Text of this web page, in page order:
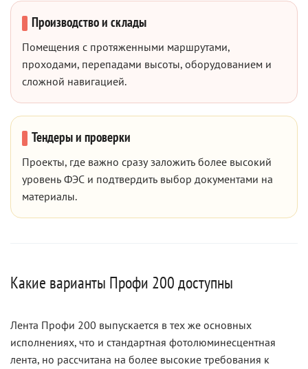
Производство и склады
Помещения с протяженными маршрутами,
проходами, перепадами высоты, оборудованием и
сложной навигацией.
Тендеры и проверки
Проекты, где важно сразу заложить более высокий
уровень ФЭС и подтвердить выбор документами на
материалы.
Какие варианты Профи 200 доступны
Лента Профи 200 выпускается в тех же основных
исполнениях, что и стандартная фотолюминесцентная
лента, но рассчитана на более высокие требования к